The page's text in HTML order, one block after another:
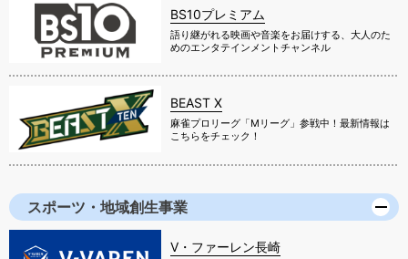
BS10プレミアム
語り継がれる映画や音楽をお届けする、大人のた
めのエンタテインメントチャンネル
BEAST X
麻雀プロリーグ「Mリーグ」参戦中！最新情報は
こちらをチェック！
スポーツ・地域創生事業
V・ファーレン長崎